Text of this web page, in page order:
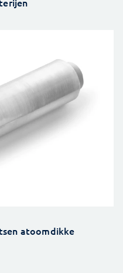
atoomdikke